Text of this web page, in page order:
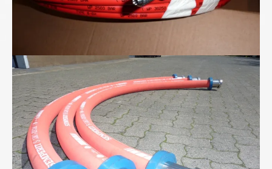
Lebensmittel-Schlauchleitungen von uns...